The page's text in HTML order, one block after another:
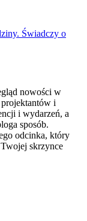
Świadczy o
nowości w
i
i wydarzeń, a
sposób.
odcinka, który
skrzynce